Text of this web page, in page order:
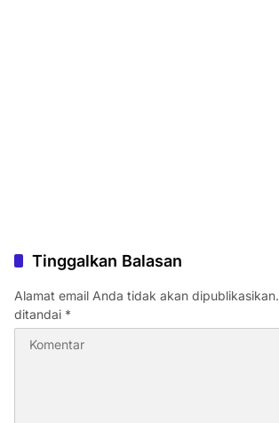
Tinggalkan Balasan
Alamat email Anda tidak akan dipublikasikan.
ditandai *